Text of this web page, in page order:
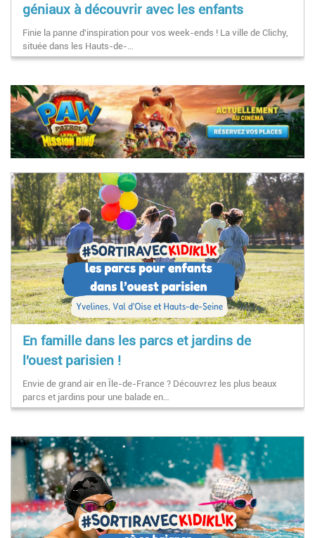
géniaux à découvrir avec les enfants
Finie la panne d'inspiration pour vos week-ends ! La ville de Clichy,
située dans les Hauts-de-…
En famille dans les parcs et jardins de
l'ouest parisien !
Envie de grand air en Île-de-France ? Découvrez les plus beaux
parcs et jardins pour une balade en…